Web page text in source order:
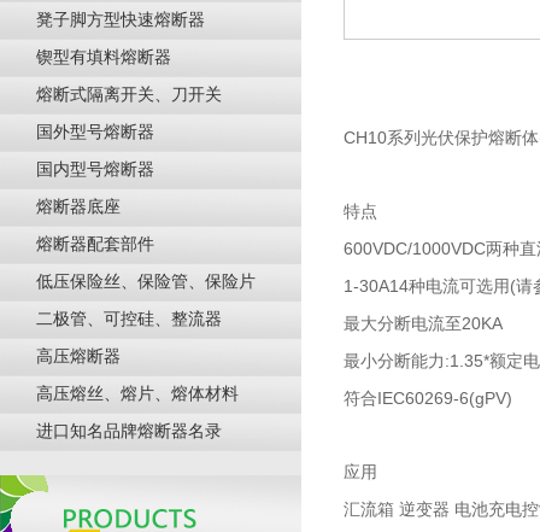
凳子脚方型快速熔断器
锲型有填料熔断器
熔断式隔离开关、刀开关
国外型号熔断器
国内型号熔断器
熔断器底座
熔断器配套部件
低压保险丝、保险管、保险片
二极管、可控硅、整流器
高压熔断器
高压熔丝、熔片、熔体材料
进口知名品牌熔断器名录
CH10系列光伏保护熔断
特点
600VDC/1000VDC两种
1-30A14种电流可选用(请
最大分断电流至20KA
最小分断能力:1.35*额定
符合IEC60269-6(gPV)
应用
汇流箱 逆变器 电池充电